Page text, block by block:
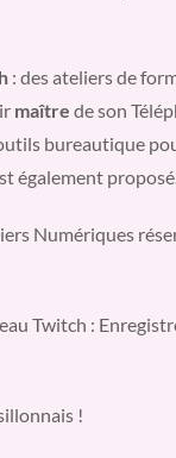
: des ateliers de
maître de son
bureautique
également proposé.
Numériques
Twitch :
!